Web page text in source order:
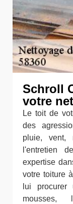
Schroll
votre
Le toit de
des
pluie, vent,
l'entretien
expertise
votre toiture
lui procurer